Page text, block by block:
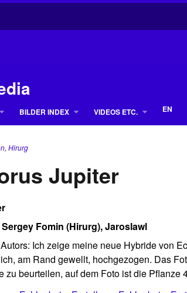
BILDER INDEX VIDEOS ETC. EN
, Hirurg
Jupiter
Fomin (Hirurg), Jaroslawl
Ich zeige meine neue Hybride von
am Rand gewellt, hochgezogen. Das
zu beurteilen, auf dem Foto ist die Pflanze